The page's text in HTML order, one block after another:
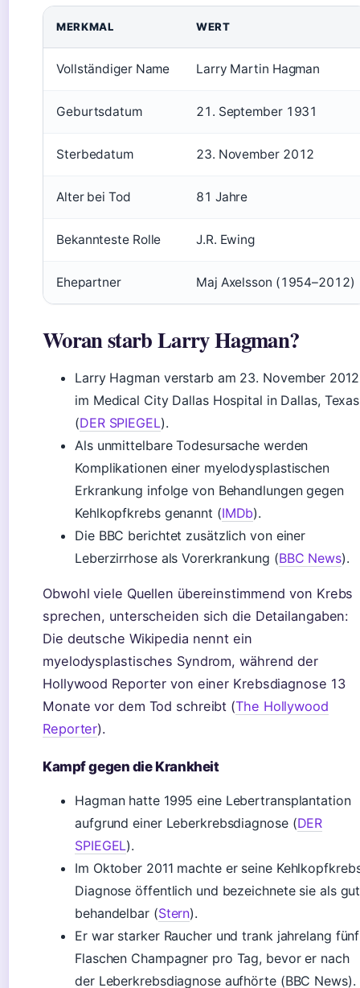
MERKMAL WERT
Vollständiger Name Larry Martin Hagman
Geburtsdatum 21. September 1931
Sterbedatum 23. November 2012
Alter bei Tod 81 Jahre
Bekannteste Rolle J.R. Ewing
Ehepartner Maj Axelsson (1954–2012)
Woran starb Larry Hagman?
Larry Hagman verstarb am 23. November 2012
im Medical City Dallas Hospital in Dallas, Texas
(DER SPIEGEL).
Als unmittelbare Todesursache werden
Komplikationen einer myelodysplastischen
Erkrankung infolge von Behandlungen gegen
Kehlkopfkrebs genannt (IMDb).
Die BBC berichtet zusätzlich von einer
Leberzirrhose als Vorerkrankung (BBC News).
Obwohl viele Quellen übereinstimmend von Krebs
sprechen, unterscheiden sich die Detailangaben:
Die deutsche Wikipedia nennt ein
myelodysplastisches Syndrom, während der
Hollywood Reporter von einer Krebsdiagnose 13
Monate vor dem Tod schreibt (The Hollywood
Reporter).
Kampf gegen die Krankheit
Hagman hatte 1995 eine Lebertransplantation
aufgrund einer Leberkrebsdiagnose (DER
SPIEGEL).
Im Oktober 2011 machte er seine
Diagnose öffentlich und bezeichnete sie als gut
behandelbar (Stern).
Er war starker Raucher und trank jahrelang fünf
Flaschen Champagner pro Tag, bevor er nach
der Leberkrebsdiagnose aufhörte (BBC News).